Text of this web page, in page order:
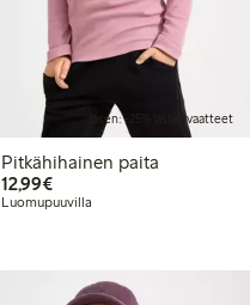
Jäsen: -25% lastenvaatteet
Pitkähihainen paita
12,99€12,99 €
Luomupuuvilla